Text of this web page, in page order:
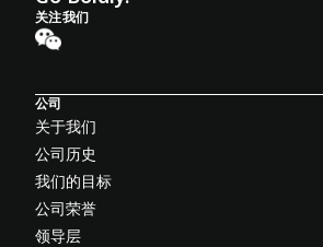
关注我们
公司
关于我们
公司历史
我们的目标
公司荣誉
领导层